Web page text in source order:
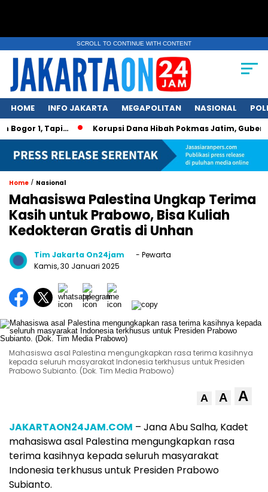
SCROLL TO CONTINUE WITH CONTENT
HOME INFO JAKARTA MEGAPOLITAN NASIONAL
1, Tapi… Korupsi Dana Hibah Pokmas Jatim,
Home / Nasional
Mahasiswa Palestina Ungkap Terima
Kasih untuk Prabowo, Bisa Kuliah
Kedokteran Gratis di Unhan
Tim Jakarta On24jam
- Pewarta
Kamis, 30 Januari 2025
Mahasiswa asal Palestina mengungkapkan rasa terima kasihnya
kepada seluruh masyarakat Indonesia terkhusus untuk Presiden
Prabowo Subianto. (Dok. Tim Media Prabowo)
A A A
JAKARTAON24JAM.COM – Jana Abu Salha, Kadet
mahasiswa asal Palestina mengungkapkan rasa
terima kasihnya kepada seluruh masyarakat
Indonesia terkhusus untuk Presiden Prabowo
Subianto.